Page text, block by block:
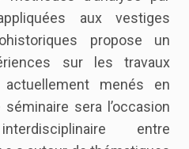
aux vestiges
propose un
sur les travaux
actuellement menés en
sera l’occasion
entre